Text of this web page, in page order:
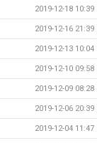
2019-12-18 10:39
2019-12-16 21:39
2019-12-13 10:04
2019-12-10 09:58
2019-12-09 08:28
2019-12-06 20:39
2019-12-04 11:47